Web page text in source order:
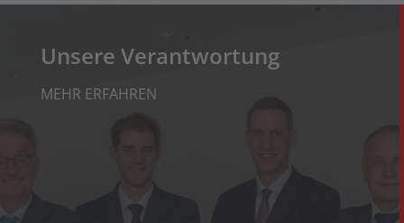
Unsere Verantwortung
MEHR ERFAHREN